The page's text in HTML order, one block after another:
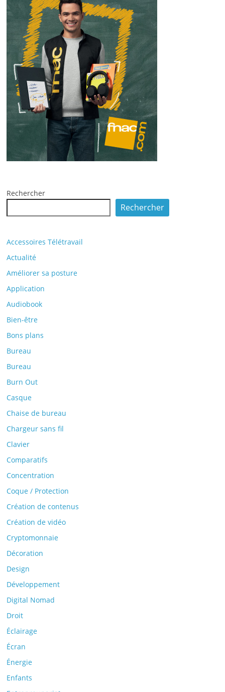
Rechercher
Rechercher
Accessoires Télétravail
Actualité
Améliorer sa posture
Application
Audiobook
Bien-être
Bons plans
Bureau
Bureau
Burn Out
Casque
Chaise de bureau
Chargeur sans fil
Clavier
Comparatifs
Concentration
Coque / Protection
Création de contenus
Création de vidéo
Cryptomonnaie
Décoration
Design
Développement
Digital Nomad
Droit
Éclairage
Écran
Énergie
Enfants